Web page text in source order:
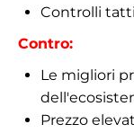
Controlli
Contro:
Le migliori
Prezzo